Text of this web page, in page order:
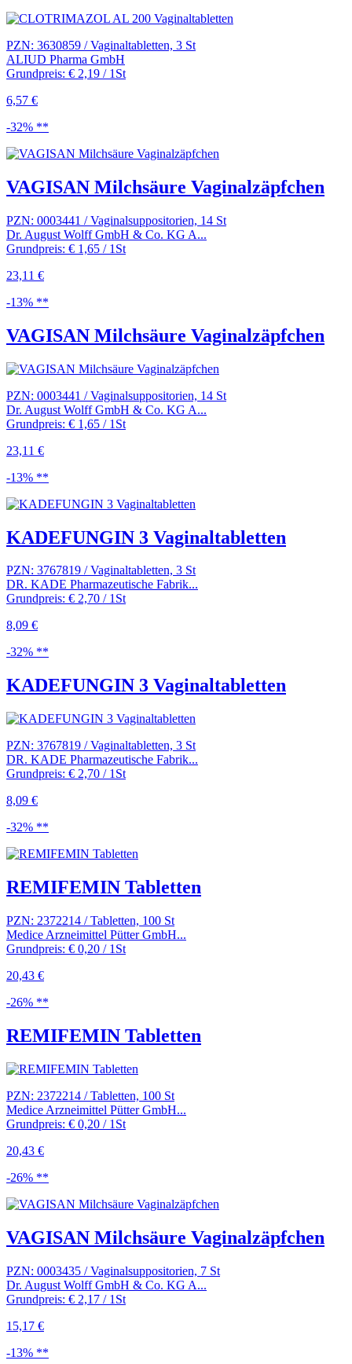
PZN: 3630859 / Vaginaltabletten, 3 St
ALIUD Pharma GmbH
Grundpreis: € 2,19 / 1St
6,57 €
-32% **
VAGISAN Milchsäure Vaginalzäpfchen
PZN: 0003441 / Vaginalsuppositorien, 14 St
Dr. August Wolff GmbH & Co. KG A...
Grundpreis: € 1,65 / 1St
23,11 €
-13% **
VAGISAN Milchsäure Vaginalzäpfchen
PZN: 0003441 / Vaginalsuppositorien, 14 St
Dr. August Wolff GmbH & Co. KG A...
Grundpreis: € 1,65 / 1St
23,11 €
-13% **
KADEFUNGIN 3 Vaginaltabletten
PZN: 3767819 / Vaginaltabletten, 3 St
DR. KADE Pharmazeutische Fabrik...
Grundpreis: € 2,70 / 1St
8,09 €
-32% **
KADEFUNGIN 3 Vaginaltabletten
PZN: 3767819 / Vaginaltabletten, 3 St
DR. KADE Pharmazeutische Fabrik...
Grundpreis: € 2,70 / 1St
8,09 €
-32% **
REMIFEMIN Tabletten
PZN: 2372214 / Tabletten, 100 St
Medice Arzneimittel Pütter GmbH...
Grundpreis: € 0,20 / 1St
20,43 €
-26% **
REMIFEMIN Tabletten
PZN: 2372214 / Tabletten, 100 St
Medice Arzneimittel Pütter GmbH...
Grundpreis: € 0,20 / 1St
20,43 €
-26% **
VAGISAN Milchsäure Vaginalzäpfchen
PZN: 0003435 / Vaginalsuppositorien, 7 St
Dr. August Wolff GmbH & Co. KG A...
Grundpreis: € 2,17 / 1St
15,17 €
-13% **